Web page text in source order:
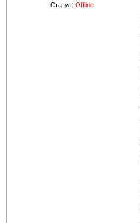
Статус: Offline